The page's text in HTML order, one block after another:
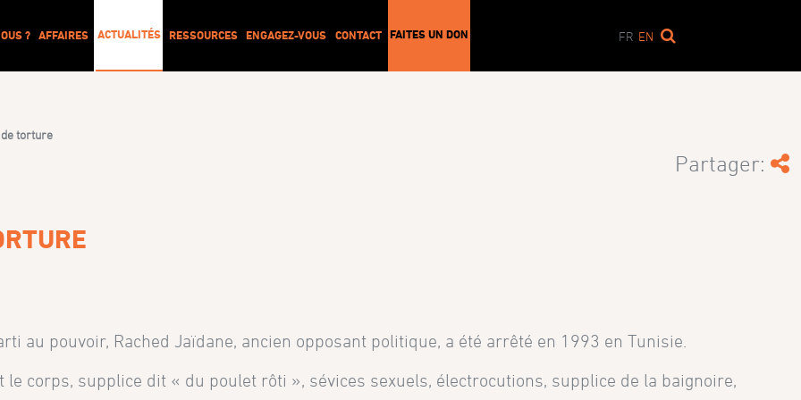
? AFFAIRES ACTUALITÉS RESSOURCES ENGAGEZ-VOUS CONTACT FAITES UN DON FR EN
torture
Partager:
au pouvoir, Rached Jaïdane, ancien opposant politique, a été arrêté en 1993 en Tunisie.
corps, supplice dit « du poulet rôti », sévices sexuels, électrocutions, supplice de la baignoire,